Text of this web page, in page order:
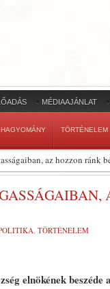
MÉDIAAJÁNLAT
HAGYOMÁNY TÖRTÉNELEM
az hozzon ránk
, TÖRTÉNELEM
elnökének